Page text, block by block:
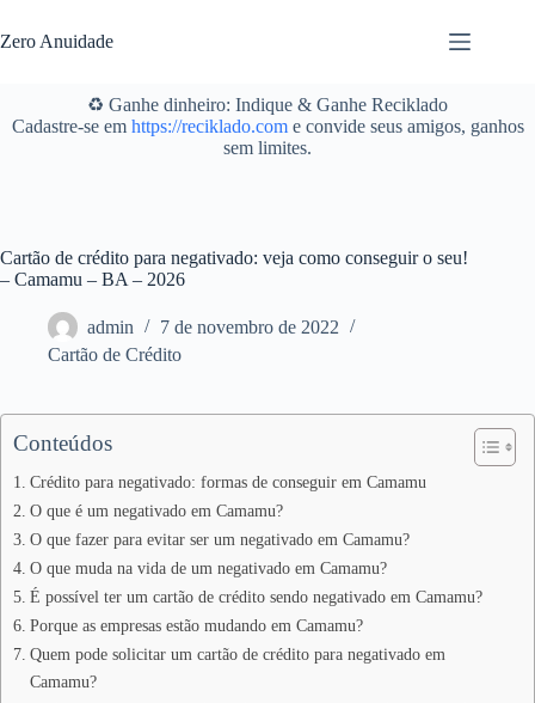
para
o
Zero Anuidade
♻️ Ganhe dinheiro: Indique & Ganhe Reciklado
Cadastre-se em https://reciklado.come convide seus amigos, ganhos
sem limites.
Cartão de crédito para negativado: veja como conseguir o seu!
– Camamu – BA – 2026
admin
7 de novembro de 2022
Cartão de Crédito
Conteúdos
Crédito para negativado: formas de conseguir em Camamu
O que é um negativado em Camamu?
O que fazer para evitar ser um negativado em Camamu?
O que muda na vida de um negativado em Camamu?
É possível ter um cartão de crédito sendo negativado em Camamu?
Porque as empresas estão mudando em Camamu?
Quem pode solicitar um cartão de crédito para negativado em
Camamu?